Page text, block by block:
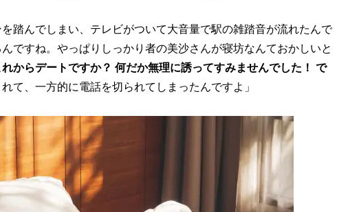
踏んでしまい、テレビがついて大音量で駅の雑踏音が流れたんで
ですね。やっぱりしっかり者の美沙さんが寝坊なんておかしいと
れからデートですか？ 何だか無理に誘ってすみませんでした！ で
て、一方的に電話を切られてしまったんですよ」